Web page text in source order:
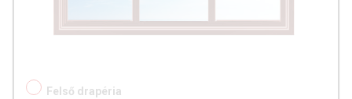
Felső drapéria